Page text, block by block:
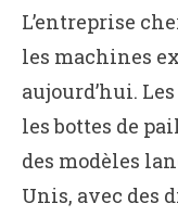
L’entreprise
les machines
aujourd’hui.
les bottes de
des modèles
Unis, avec des